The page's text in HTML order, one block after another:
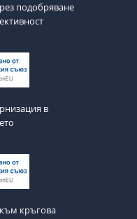
подобряване
в
кръгова